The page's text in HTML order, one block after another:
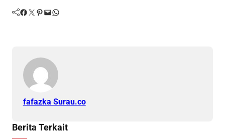
Facebook Twitter Pinterest Mail WhatsApp
fafazka Surau.co
Berita Terkait